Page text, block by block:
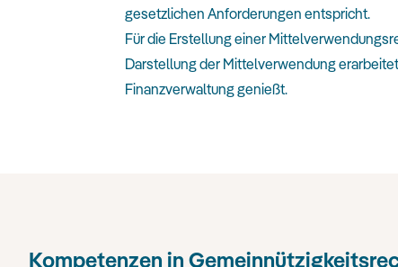
gesetzlichen Anforderungen entspricht.
Für die Erstellung einer
Darstellung der Mittelverwendung
Finanzverwaltung genießt.
Kompetenzen in